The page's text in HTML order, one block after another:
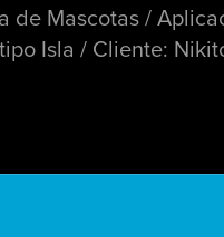
Mascotas /
Isla / Cliente: